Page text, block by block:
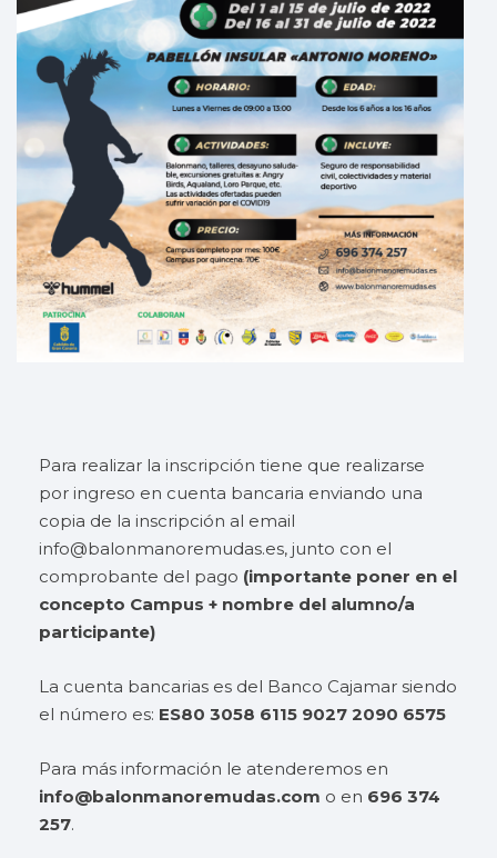
Para realizar la inscripción tiene que realizarse
por ingreso en cuenta bancaria enviando una
copia de la inscripción al email
info@balonmanoremudas.es, junto con el
comprobante del pago (importante poner en el
concepto Campus + nombre del alumno/a
participante)
La cuenta bancarias es del Banco Cajamar siendo
el número es: ES80 3058 6115 9027 2090 6575
Para más información le atenderemos en
info@balonmanoremudas.com o en 696 374
257.